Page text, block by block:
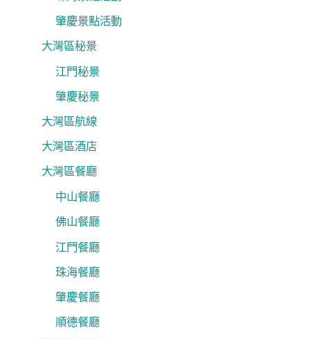
肇慶景點活動
大灣區秘景
江門秘景
肇慶秘景
大灣區航線
大灣區酒店
大灣區餐廳
中山餐廳
佛山餐廳
江門餐廳
珠海餐廳
肇慶餐廳
順德餐廳